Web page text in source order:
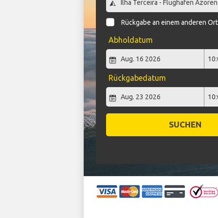
Rückgabe an einem anderen Ort
Abholdatum
Rückgabedatum
SUCHEN